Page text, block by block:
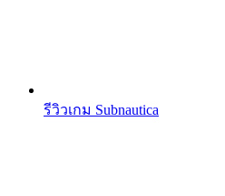
รีวิวเกม Subnautica